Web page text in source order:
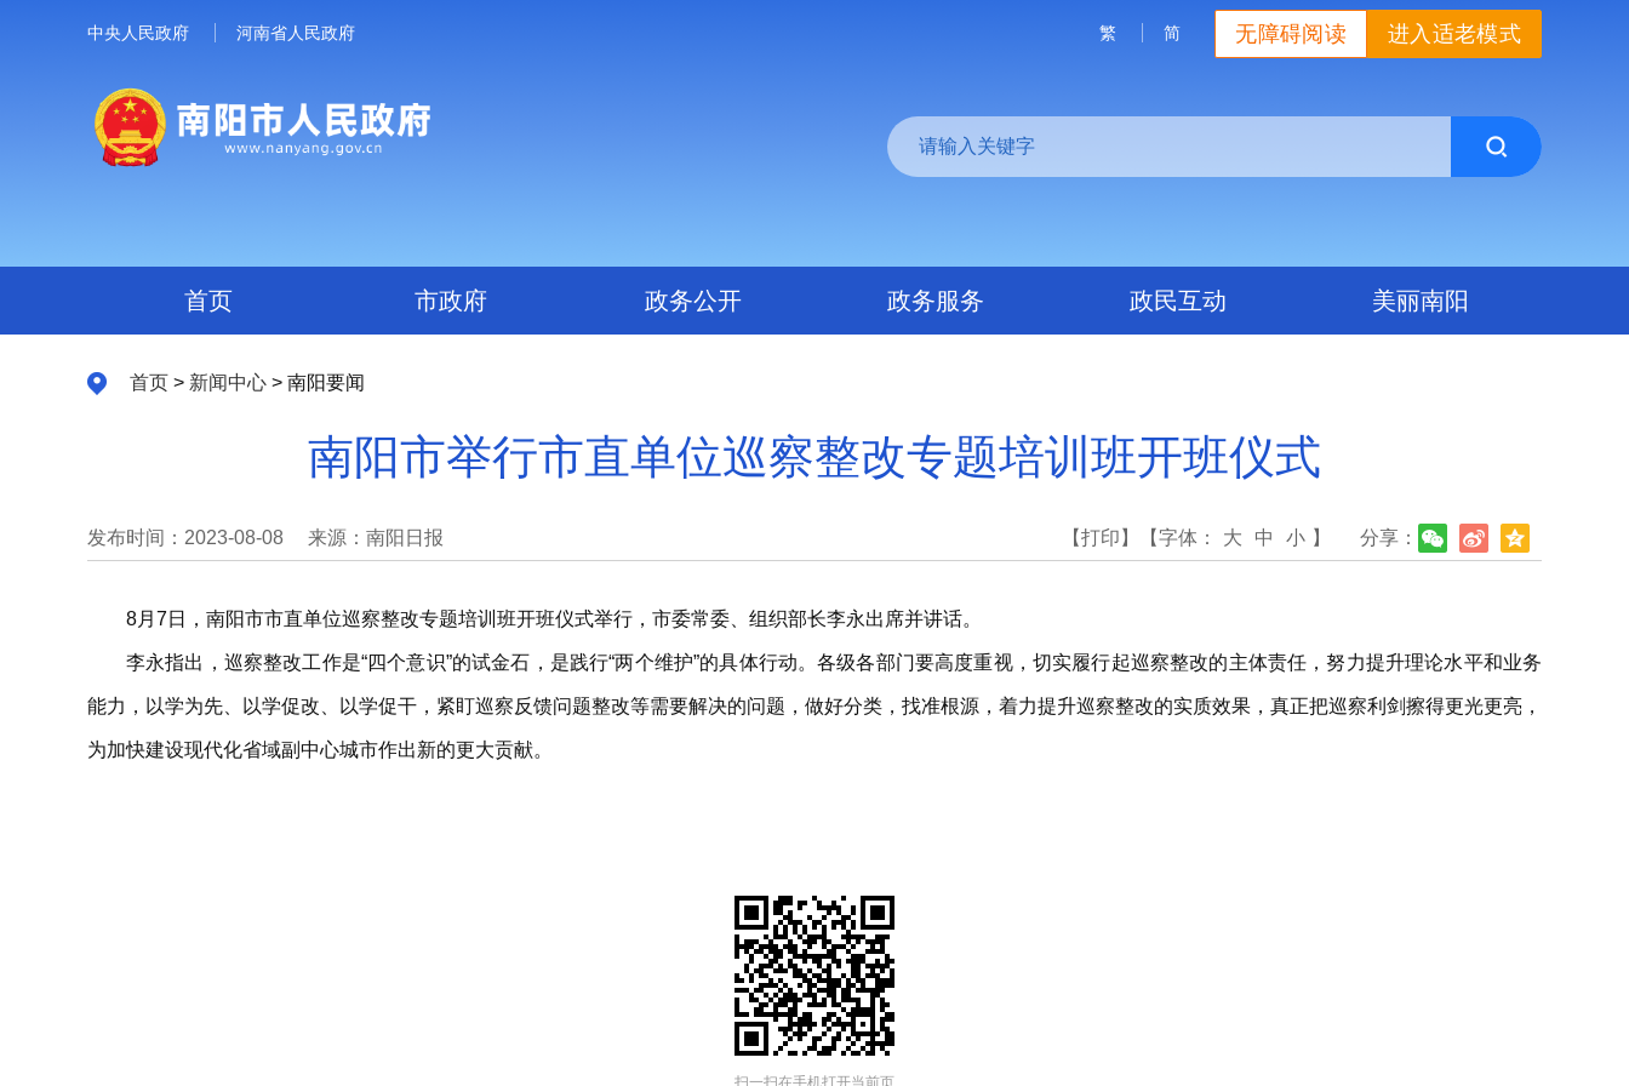
中央人民政府 河南省人民政府 进入适老模式
无障碍阅读
繁 简
首页 市政府 政务公开 政务服务 政民互动 美丽南阳
首页 > 新闻中心 > 南阳要闻
南阳市举行市直单位巡察整改专题培训班开班仪式
发布时间：2023-08-08 来源：南阳日报 分享：
【打印】 【字体： 大 中 小 】
8月7日，南阳市市直单位巡察整改专题培训班开班仪式举行，市委常委、组织部长李永出席并讲话。
李永指出，巡察整改工作是“四个意识”的试金石，是践行“两个维护”的具体行动。各级各部门要高度重视，切实履行起巡察整改的主体责任，努力提升理论水平和业务
能力，以学为先、以学促改、以学促干，紧盯巡察反馈问题整改等需要解决的问题，做好分类，找准根源，着力提升巡察整改的实质效果，真正把巡察利剑擦得更光更亮，
为加快建设现代化省域副中心城市作出新的更大贡献。
扫一扫在手机打开当前页